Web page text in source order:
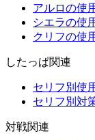
アルロの使
シエラの使
クリフの使
したっぱ関連
セリフ別使
セリフ別対
対戦関連